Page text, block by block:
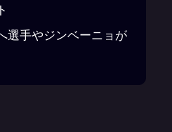
選手やジンベーニョが